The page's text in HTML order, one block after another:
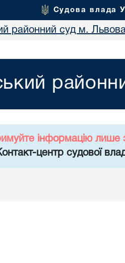
Судова влада
районний суд м.
інформацію лише
центр судової